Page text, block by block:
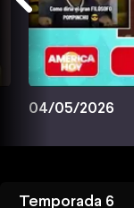
04/05/2026